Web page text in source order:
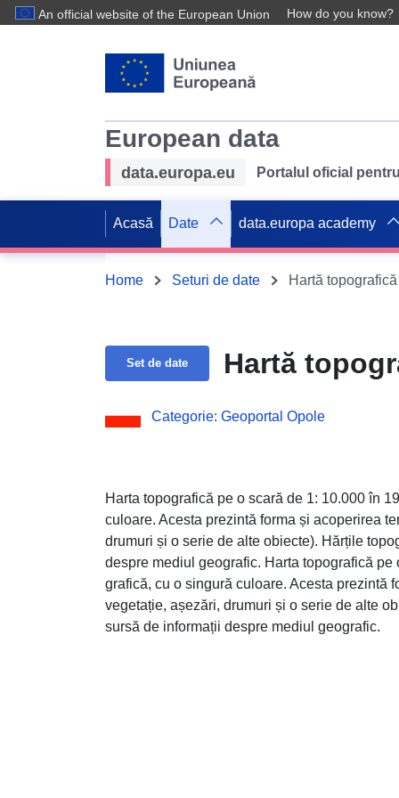
An official website of the European Union How do you know?
European data
data.europa.eu Portalul oficial
Acasă Date data.europa academy
Home Seturi de date Hartă
Set de date Hartă
Categorie: Geoportal Opole
Harta topografică pe o scară de 1: 10.000 în
culoare. Acesta prezintă forma și acoperirea
drumuri și o serie de alte obiecte). Hărțile
despre mediul geografic. Harta topografică
grafică, cu o singură culoare. Acesta prezintă
vegetație, așezări, drumuri și o serie de alte
sursă de informații despre mediul geografic.